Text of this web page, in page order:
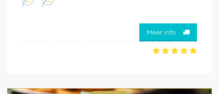
Meer info